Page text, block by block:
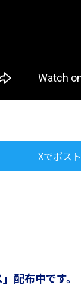
Xでポスト
配布中です。